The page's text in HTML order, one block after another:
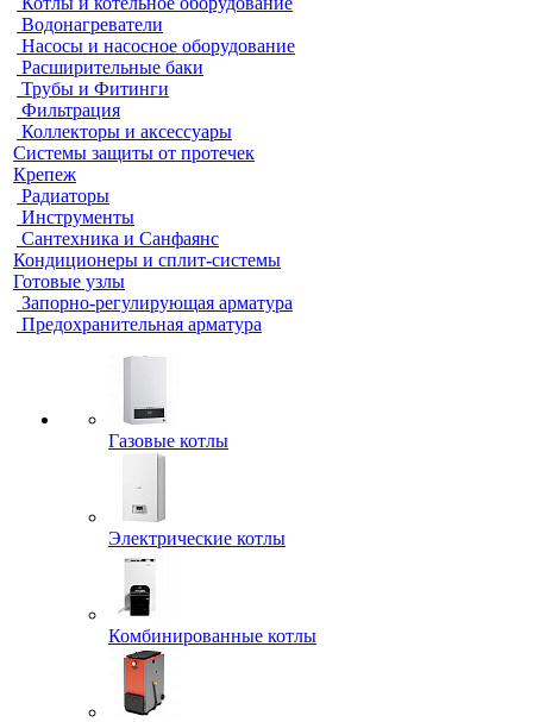
Водонагреватели
Насосы и насосное оборудование
Расширительные баки
Трубы и Фитинги
Фильтрация
Коллекторы и аксессуары
Системы защиты от протечек
Крепеж
Радиаторы
Инструменты
Сантехника и Санфаянс
Кондиционеры и сплит-системы
Готовые узлы
Запорно-регулирующая арматура
Предохранительная арматура
Газовые котлы
Электрические котлы
Комбинированные котлы